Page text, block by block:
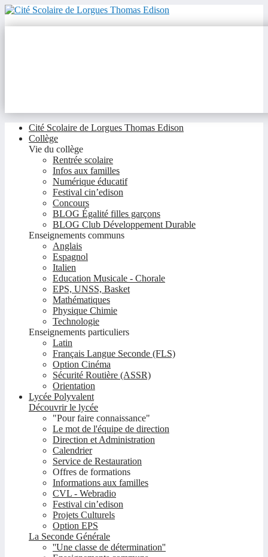
Cité Scolaire de Lorgues Thomas Edison
Collège
Vie du collège
Rentrée scolaire
Infos aux familles
Numérique éducatif
Festival cin’edison
Concours
BLOG Égalité filles garçons
BLOG Club Développement Durable
Enseignements communs
Anglais
Espagnol
Italien
Education Musicale - Chorale
EPS, UNSS, Basket
Mathématiques
Physique Chimie
Technologie
Enseignements particuliers
Latin
Français Langue Seconde (FLS)
Option Cinéma
Sécurité Routière (ASSR)
Orientation
Lycée Polyvalent
Découvrir le lycée
"Pour faire connaissance"
Le mot de l'équipe de direction
Direction et Administration
Calendrier
Service de Restauration
Offres de formations
Informations aux familles
CVL - Webradio
Festival cin’edison
Projets Culturels
Option EPS
La Seconde Générale
''Une classe de détermination''